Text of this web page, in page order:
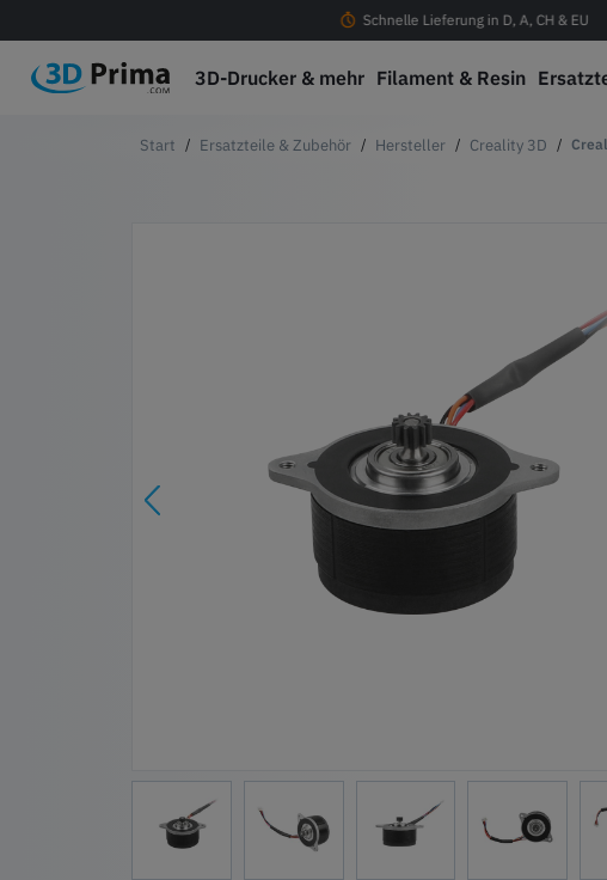
Schnelle Lieferung in D, A, CH & EU
3D-Drucker & mehr Filament & Resin
Ersatzteile & Zubehör Hersteller Creality 3D